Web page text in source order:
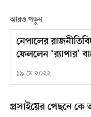
আরও পড়ুন
নেপালের
ফেললেন ‘র‌্যাপার’
১৯ মে ২০২২
প্রসাইয়ের পেছনে কে